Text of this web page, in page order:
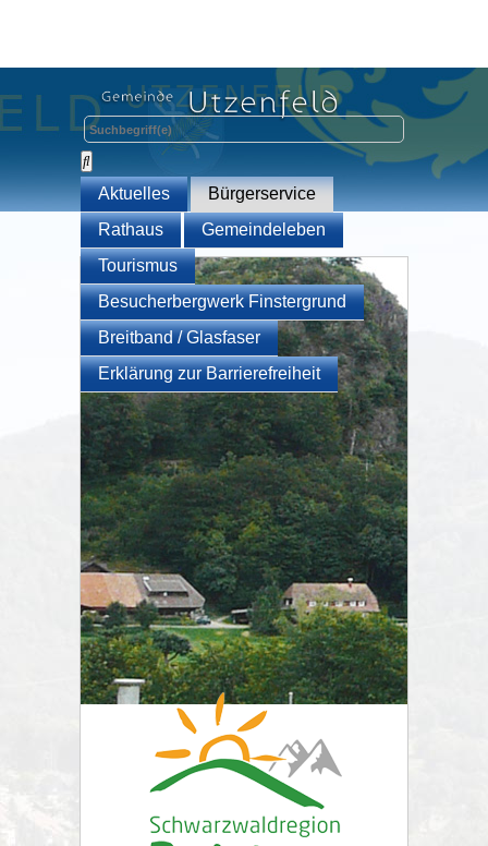
Aktuelles
Bürgerservice
Rathaus
Gemeindeleben
Tourismus
Besucherbergwerk Finstergrund
Breitband / Glasfaser
Erklärung zur Barrierefreiheit